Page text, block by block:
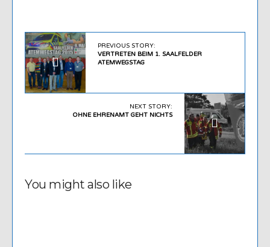
PREVIOUS STORY:
VERTRETEN BEIM 1. SAALFELDER
ATEMWEGSTAG
NEXT STORY:
OHNE EHRENAMT GEHT NICHTS
You might also like